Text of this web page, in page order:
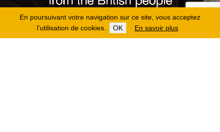
En poursuivant votre navigation sur ce site, vous acceptez
l'utilisation de cookies.
OK En savoir plus